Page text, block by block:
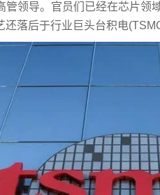
管领导。官员们已经在芯片领
落后于行业巨头台积电